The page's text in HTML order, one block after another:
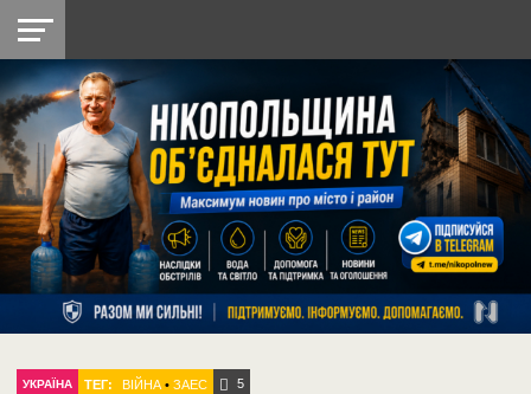
НІКОПОЛЬ
РАЙОН
СІЧЕСЛАВСЬКА
УКРАЇНА
РЕТРО
НІКОПОЛЬ
ЛАЙТ
УКРАЇНА
ДОПОМОГА
РАДІО
УКРАЇНА ТЕГ: ВІЙНА •ЗАЕС 5